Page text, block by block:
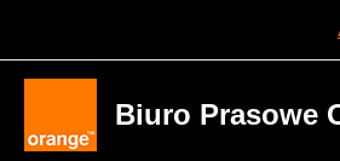
Biuro Prasowe